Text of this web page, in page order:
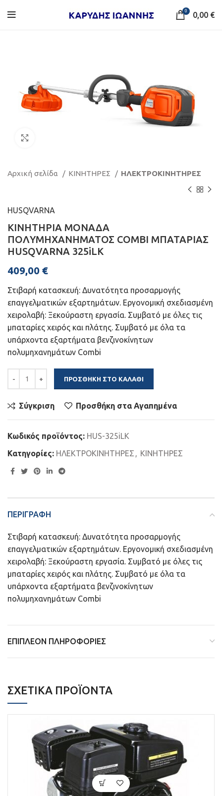
0 0,00 €
Αρχική σελίδα ΚΙΝΗΤΗΡΕΣ ΗΛΕΚΤΡΟΚΙΝΗΤΗΡΕΣ
HUSQVARNA
ΚΙΝΗΤΗΡΙΑ ΜΟΝΑΔΑ
ΠΟΛΥΜΗΧΑΝΗΜΑΤΟΣ COMBI ΜΠΑΤΑΡΙΑΣ
HUSQVARNA 325iLK
409,00 €
Στιβαρή κατασκευή: Δυνατότητα προσαρμογής
επαγγελματικών εξαρτημάτων. Εργονομική σχεδιασμένη
χειρολαβή: Ξεκούραστη εργασία. Συμβατό με όλες τις
μπαταρίες χειρός και πλάτης. Συμβατό με όλα τα
υπάρχοντα εξαρτήματα βενζινοκίνητων
πολυμηχανημάτων Combi
ΠΡΟΣΘΉΚΗ ΣΤΟ ΚΑΛΆΘΙ
Σύγκριση Προσθήκη στα Αγαπημένα
Κωδικός προϊόντος: HUS-325iLK
Κατηγορίες: ΗΛΕΚΤΡΟΚΙΝΗΤΗΡΕΣ , ΚΙΝΗΤΗΡΕΣ
ΠΕΡΙΓΡΑΦΗ
Στιβαρή κατασκευή: Δυνατότητα προσαρμογής
επαγγελματικών εξαρτημάτων. Εργονομική σχεδιασμένη
χειρολαβή: Ξεκούραστη εργασία. Συμβατό με όλες τις
μπαταρίες χειρός και πλάτης. Συμβατό με όλα τα
υπάρχοντα εξαρτήματα βενζινοκίνητων
πολυμηχανημάτων Combi
ΕΠΙΠΛΈΟΝ ΠΛΗΡΟΦΟΡΊΕΣ
ΣΧΕΤΙΚΆ ΠΡΟΪΌΝΤΑ